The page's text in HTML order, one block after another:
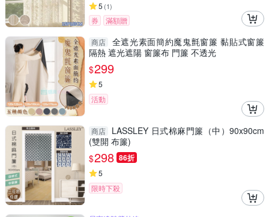
5 (1)
券 滿額贈
商店
全遮光素面簡約魔鬼氈窗簾 黏貼式窗簾
隔熱 遮光遮陽 窗簾布 門簾 不透光
$299
5
活動
商店
LASSLEY 日式棉麻門簾（中）90x90cm
(雙開 布簾)
$298 86折
5
限時下殺